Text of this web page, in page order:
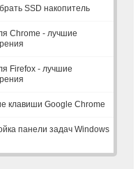
SSD накопитель
Chrome - лучшие
Firefox - лучшие
клавиши Google Chrome
панели задач Windows